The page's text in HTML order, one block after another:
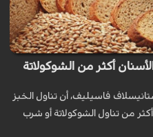
أكثر من الشوكولاتة
فاسيليف، أن تناول الخبز
من تناول الشوكولاتة أو شرب